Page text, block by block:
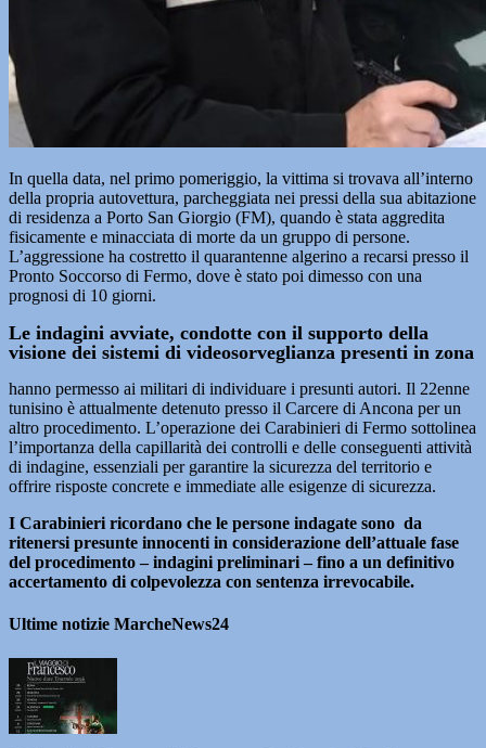
In quella data, nel primo pomeriggio, la vittima si trovava all’interno
della propria autovettura, parcheggiata nei pressi della sua abitazione
di residenza a Porto San Giorgio (FM), quando è stata aggredita
fisicamente e minacciata di morte da un gruppo di persone.
L’aggressione ha costretto il quarantenne algerino a recarsi presso il
Pronto Soccorso di Fermo, dove è stato poi dimesso con una
prognosi di 10 giorni.
Le indagini avviate, condotte con il supporto della
visione dei sistemi di videosorveglianza presenti in zona
hanno permesso ai militari di individuare i presunti autori. Il 22enne
tunisino è attualmente detenuto presso il Carcere di Ancona per un
altro procedimento. L’operazione dei Carabinieri di Fermo sottolinea
l’importanza della capillarità dei controlli e delle conseguenti attività
di indagine, essenziali per garantire la sicurezza del territorio e
offrire risposte concrete e immediate alle esigenze di sicurezza.
I Carabinieri ricordano che le persone indagate sono da
ritenersi presunte innocenti in considerazione dell’attuale fase
del procedimento – indagini preliminari – fino a un definitivo
accertamento di colpevolezza con sentenza irrevocabile.
Ultime notizie MarcheNews24